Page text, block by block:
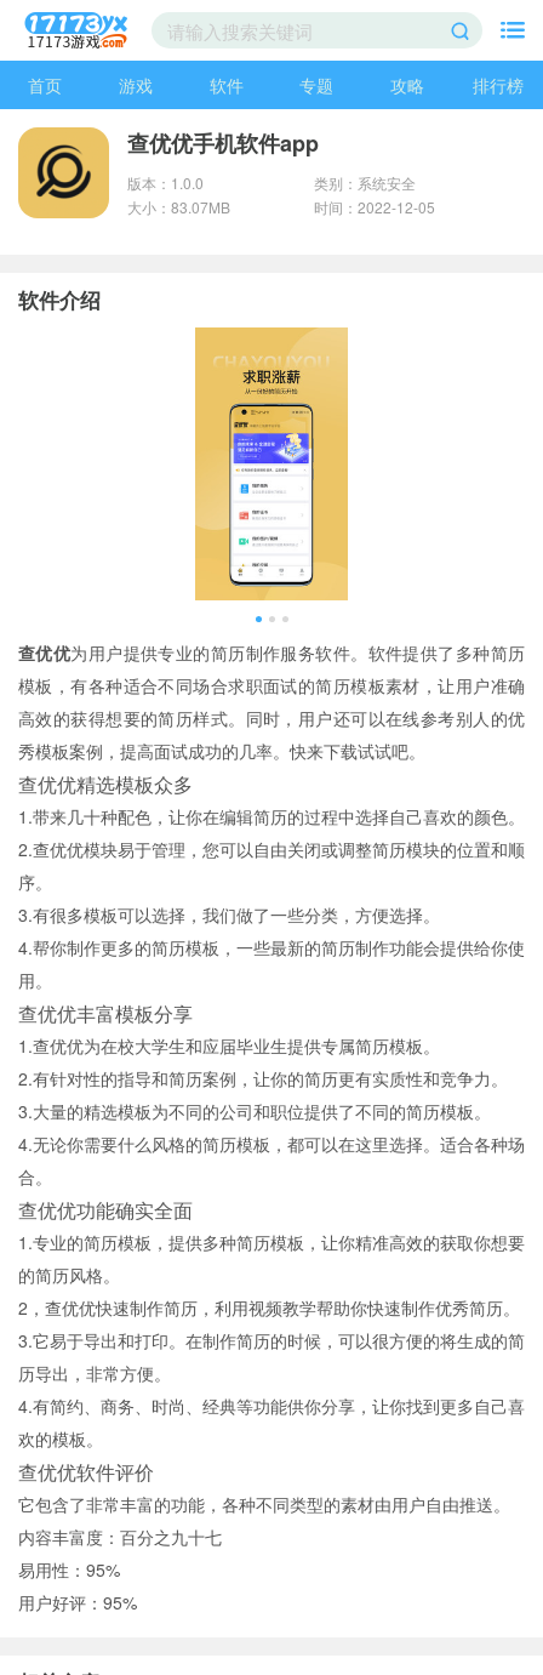
首页 游戏 软件 专题 攻略 排行榜
查优优手机软件app
版本：1.0.0
类别：系统安全
大小：83.07MB
时间：2022-12-05
软件介绍
查优优为用户提供专业的简历制作服务软件。软件提供了多种简历
模板，有各种适合不同场合求职面试的简历模板素材，让用户准确
高效的获得想要的简历样式。同时，用户还可以在线参考别人的优
秀模板案例，提高面试成功的几率。快来下载试试吧。
查优优精选模板众多
1.带来几十种配色，让你在编辑简历的过程中选择自己喜欢的颜色。
2.查优优模块易于管理，您可以自由关闭或调整简历模块的位置和顺
序。
3.有很多模板可以选择，我们做了一些分类，方便选择。
4.帮你制作更多的简历模板，一些最新的简历制作功能会提供给你使
用。
查优优丰富模板分享
1.查优优为在校大学生和应届毕业生提供专属简历模板。
2.有针对性的指导和简历案例，让你的简历更有实质性和竞争力。
3.大量的精选模板为不同的公司和职位提供了不同的简历模板。
4.无论你需要什么风格的简历模板，都可以在这里选择。适合各种场
合。
查优优功能确实全面
1.专业的简历模板，提供多种简历模板，让你精准高效的获取你想要
的简历风格。
2，查优优快速制作简历，利用视频教学帮助你快速制作优秀简历。
3.它易于导出和打印。在制作简历的时候，可以很方便的将生成的简
历导出，非常方便。
4.有简约、商务、时尚、经典等功能供你分享，让你找到更多自己喜
欢的模板。
查优优软件评价
它包含了非常丰富的功能，各种不同类型的素材由用户自由推送。
内容丰富度：百分之九十七
易用性：95%
用户好评：95%